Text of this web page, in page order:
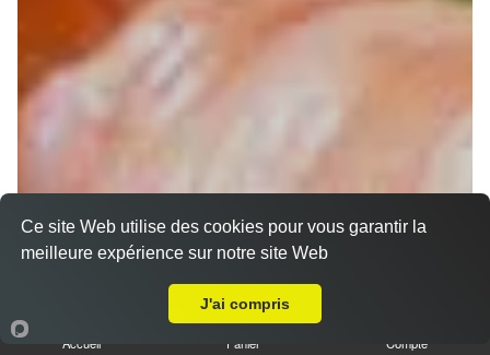
Chirashi
Accueil Panier Compte
Ce site Web utilise des cookies pour vous garantir la
meilleure expérience sur notre site Web
J'ai compris